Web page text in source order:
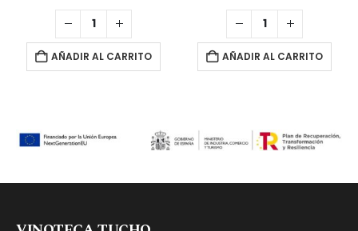
AÑADIR AL CARRITO AÑADIR AL CARRITO